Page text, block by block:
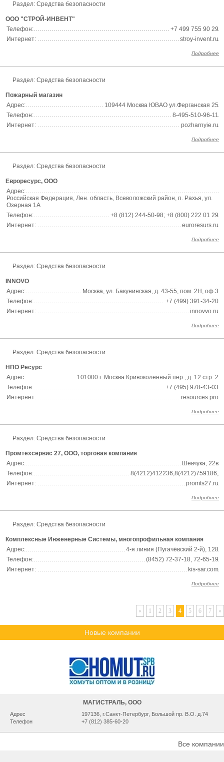
Раздел: Средства безопасности
ООО "СТРОЙ-ИНВЕНТ"
Телефон:
+7 499 755 90 29
Интернет:
stroy-invent.ru
Подробнее
Раздел: Средства безопасности
Пожарный магазин
Адрес:
109444 Москва ЮВАО ул.Ферганская 25
Телефон:
8-495-510-96-11
Интернет:
pozharnyie.ru
Подробнее
Раздел: Средства безопасности
Евроресурс, ООО
Адрес:
Российская Федерация, Лен. область, Всеволожский район, п. Рахья, ул.
Озерная 1А
Телефон:
+8 (812) 244-50-98; +8 (800) 222 01 29
Интернет:
euroresurs.ru
Подробнее
Раздел: Средства безопасности
INNOVO
Адрес:
Москва, ул. Бакунинская, д. 43-55, пом. 2Н, оф.3
Телефон:
+7 (499) 391-34-20
Интернет:
innovvo.ru
Подробнее
Раздел: Средства безопасности
НПО Ресурс
Адрес:
101000 г. Москва Кривоколенный пер., д. 12 стр. 2
Телефон:
+7 (495) 978-43-03
Интернет:
resources.pro
Подробнее
Раздел: Средства безопасности
Промтехсервис 27, ООО, торговая компания
Адрес:
Шевчука, 22в
Телефон:
8(4212)412236,8(4212)759186,
Интернет:
promts27.ru
Подробнее
Раздел: Средства безопасности
Комплексные Инженерные Системы, многопрофильная компания
Адрес:
4-я линия (Пугачёвский 2-й), 128
Телефон:
(8452) 72-37-18, 72-65-19
Интернет:
kis-sar.com
Подробнее
« 1 2 3 4 5 6 7 »
Новые компании
МАГИСТРАЛЬ, ООО
Адрес
197136, г.Санкт-Петербург, Большой пр. В.О. д.74
Телефон
+7 (812) 385-60-20
Все компании